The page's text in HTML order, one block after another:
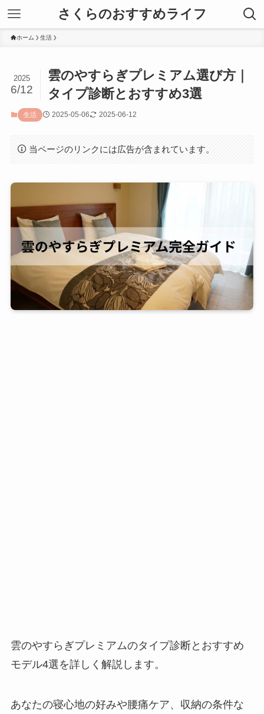
さくらのおすすめライフ
ホーム 生活
雲のやすらぎプレミアム選び方｜
タイプ診断とおすすめ3選
2025
6/12
生活 2025-05-06 2025-06-12
当ページのリンクには広告が含まれています。
雲のやすらぎプレミアムのタイプ診断とおすすめ
モデル4選を詳しく解説します。
あなたの寝心地の好みや腰痛ケア、収納の条件な